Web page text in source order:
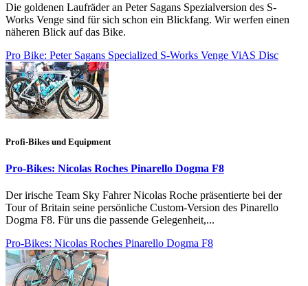
Die goldenen Laufräder an Peter Sagans Spezialversion des S-
Works Venge sind für sich schon ein Blickfang. Wir werfen einen
näheren Blick auf das Bike.
Pro Bike: Peter Sagans Specialized S-Works Venge ViAS Disc
Profi-Bikes und Equipment
Pro-Bikes: Nicolas Roches Pinarello Dogma F8
Der irische Team Sky Fahrer Nicolas Roche präsentierte bei der
Tour of Britain seine persönliche Custom-Version des Pinarello
Dogma F8. Für uns die passende Gelegenheit,...
Pro-Bikes: Nicolas Roches Pinarello Dogma F8